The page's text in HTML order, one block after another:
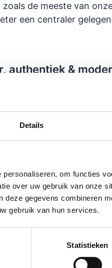
Details
om functies
over uw gebruik van onze
gegevens combineren
gebruik van hun services.
Statistieken
zoals de meeste van
een centraler
authentiek &
en woonaccessoires
van diverse eerlijke
Diya Kumari
doet een euro
in één waar je